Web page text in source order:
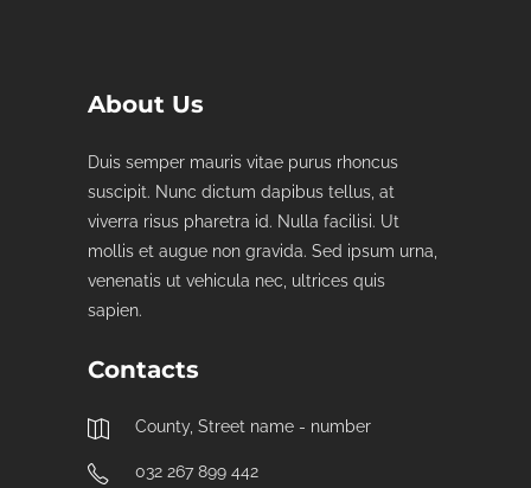
About Us
Duis semper mauris vitae purus rhoncus
suscipit. Nunc dictum dapibus tellus, at
viverra risus pharetra id. Nulla facilisi. Ut
mollis et augue non gravida. Sed ipsum urna,
venenatis ut vehicula nec, ultrices quis
sapien.
Contacts
County, Street name - number
032 267 899 442